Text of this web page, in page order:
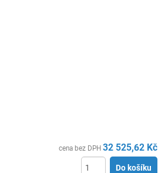
cena bez DPH 32 525,62 Kč
Do košíku